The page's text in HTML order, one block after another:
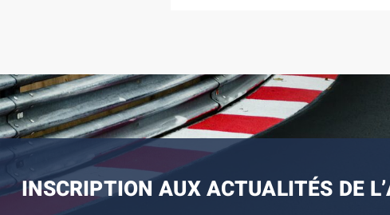
INSCRIPTION AUX ACTUALITÉS DE